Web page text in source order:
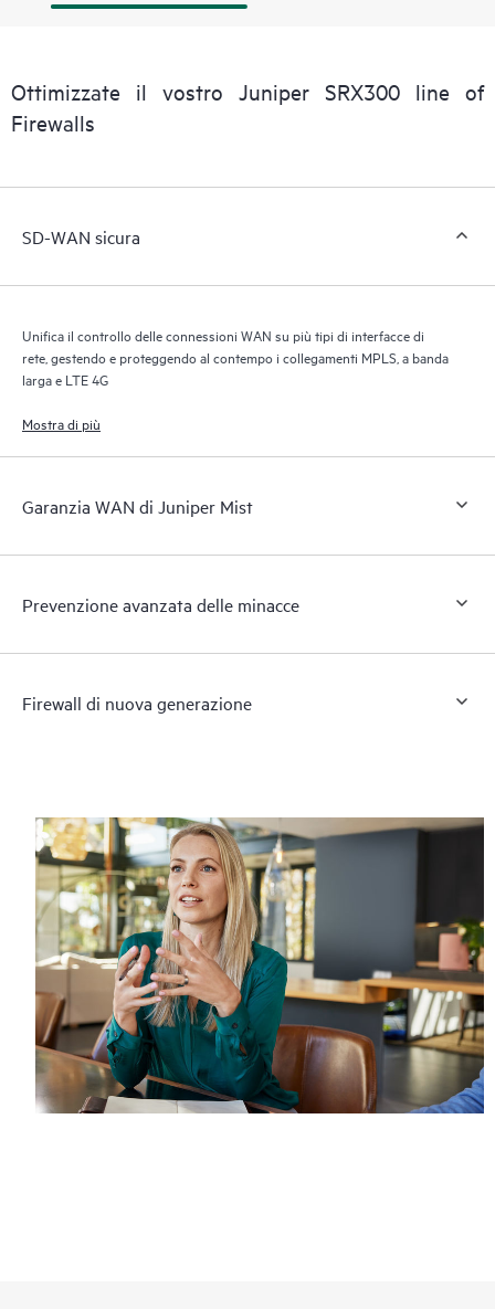
Ottimizzate il vostro Juniper SRX300 line of
Firewalls
SD-WAN sicura
Unifica il controllo delle connessioni WAN su più tipi di interfacce di
rete, gestendo e proteggendo al contempo i collegamenti MPLS, a banda
larga e LTE 4G
Mostra di più
Garanzia WAN di Juniper Mist
Prevenzione avanzata delle minacce
Firewall di nuova generazione